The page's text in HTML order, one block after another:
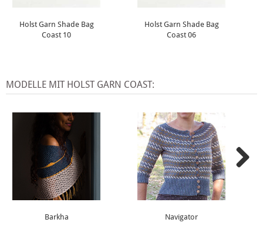
Holst Garn Shade Bag
Coast 10
Holst Garn Shade Bag
Coast 06
MODELLE MIT HOLST GARN COAST:
Barkha Navigator